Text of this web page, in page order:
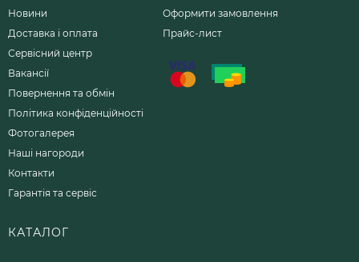
Новини
Доставка і оплата
Сервісний центр
Вакансії
Повернення та обмін
Політика конфіденційності
Фотогалерея
Наші нагороди
Контакти
Гарантія та сервіс
Оформити замовлення
Прайс-лист
КАТАЛОГ